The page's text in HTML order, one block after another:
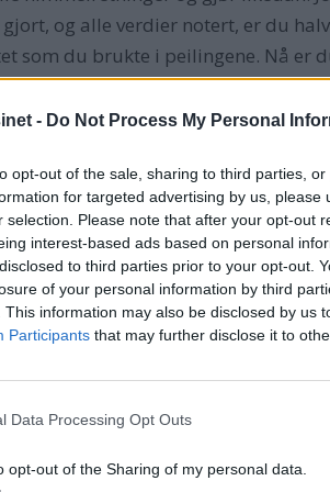
- Do Not Process My Personal
opt-out of the sale, sharing to third parties,
for targeted advertising by us, please
selection. Please note that after your opt-out
interest-based ads based on personal
to third parties prior to your opt-out.
of your personal information by third
This information may also be disclosed by us
Participants that may further disclose it to
Data Processing Opt Outs
opt-out of the Sharing of my personal data.
og alle verdier notert, er du
som du brukte i peilingene. Nå
Parallellforskyveren består
parallellforskyveren er at du skal
samme retning på kartet og bort
på den innerste rosen hvor
av i kompassrosen med det du
de to verdiene være deviasjonen
skal du bruke hver gang du har
ut er 42 grader på den innerste
omtrent samme kurs er på +2
Stormværsodden. I kartet ser du
i det fjerne. Men tåken